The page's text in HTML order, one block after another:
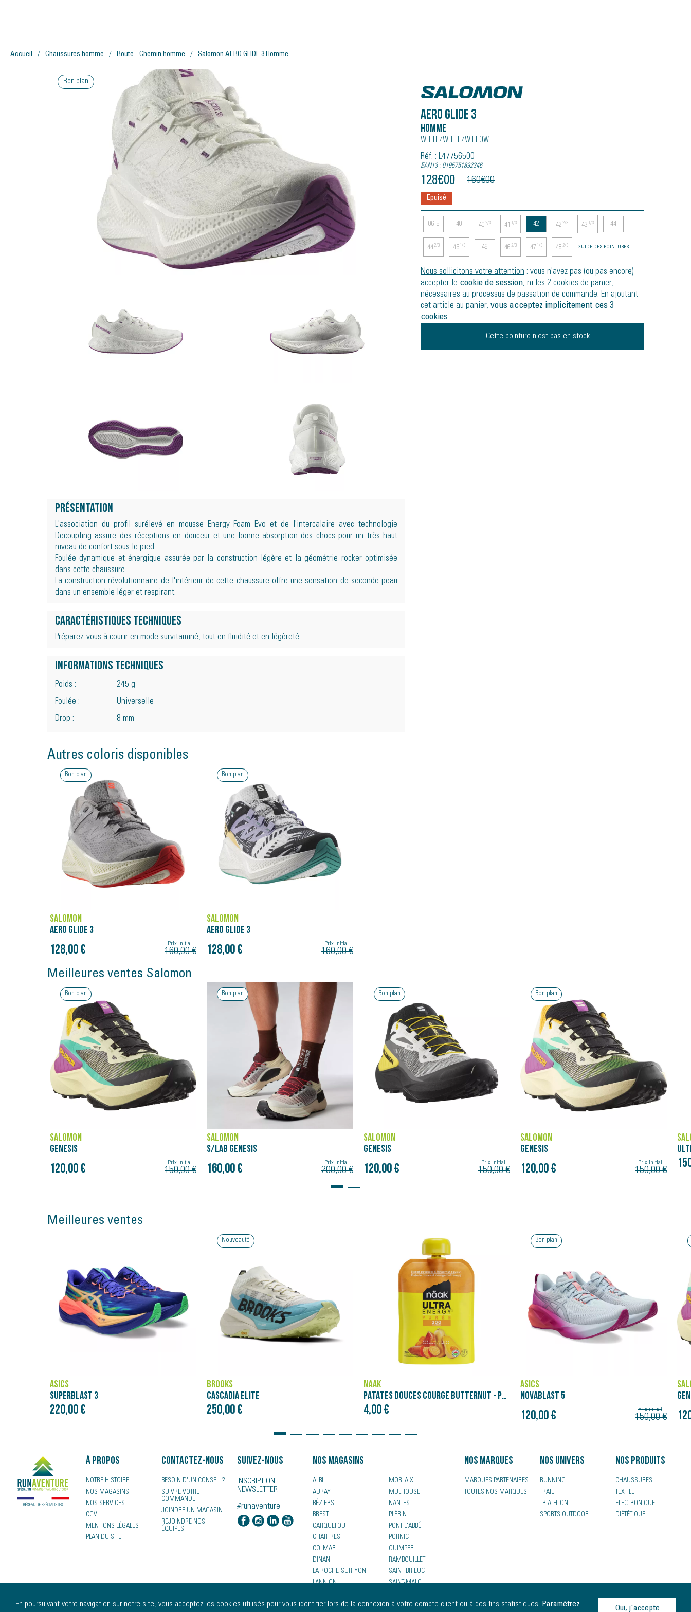
Accueil Chaussures homme Route - Chemin homme Salomon AERO GLIDE 3 Homme
Salomon
AERO GLIDE 3
Homme
White/white/willow
Réf. : L47756500
EAN13 : 0195751892346
128€00 160€00
Epuisé
06.5 40 402/3 41 1/3 42 422/3 43 1/3 44
442/3 45 1/3 46 462/3 47 1/3 482/3 GUIDE DES POINTURES
Nous sollicitons votre attention : vous n'avez pas (ou pas encore)
accepter le cookie de session, ni les 2 cookies de panier,
nécessaires au processus de passation de commande. En ajoutant
cet article au panier, vous acceptez implicitement ces 3
cookies.
Cette pointure n'est pas en stock.
Bon plan
Présentation
L'association du profil surélevé en mousse Energy Foam Evo et de l'intercalaire avec technologie
Decoupling assure des réceptions en douceur et une bonne absorption des chocs pour un très haut
niveau de confort sous le pied.
Foulée dynamique et énergique assurée par la construction légère et la géométrie rocker optimisée
dans cette chaussure.
La construction révolutionnaire de l'intérieur de cette chaussure offre une sensation de seconde peau
dans un ensemble léger et respirant.
Caractéristiques techniques
Préparez-vous à courir en mode survitaminé, tout en fluidité et en légèreté.
Informations techniques
Poids :
245 g
Foulée :
Universelle
Drop :
8 mm
Autres coloris disponibles
Bon plan
SALOMON
AERO GLIDE 3
128,00 € Prix initial
160,00 €
Bon plan
SALOMON
AERO GLIDE 3
128,00 € Prix initial
160,00 €
Meilleures ventes Salomon
Bon plan
SALOMON
S/LAB GENESIS
160,00 € Prix initial
200,00 €
Bon plan
SALOMON
GENESIS
120,00 € Prix initial
150,00 €
Bon plan
SALOMON
GENESIS
120,00 € Prix initial
150,00 €
SALOMON
ULTRA GLIDE 4
150,00 €
Meilleures ventes
BROOKS
CASCADIA ELITE
250,00 €
NÄAK
4,00 €
ASICS
NOVABLAST 5
120,00 €
Bon plan
SALOMON
GENESIS
120,00 € Prix initial
150,00 €
À propos
NOTRE HISTOIRE
NOS MAGASINS
NOS SERVICES
CGV
MENTIONS LÉGALES
PLAN DU SITE
Contactez-nous
BESOIN D'UN CONSEIL ?
SUIVRE VOTRE
COMMANDE
JOINDRE UN MAGASIN
REJOINDRE NOS
ÉQUIPES
Suivez-nous
INSCRIPTION
NEWSLETTER
#runaventure
Nos magasins
ALBI
AURAY
BÉZIERS
BREST
CARQUEFOU
CHARTRES
COLMAR
DINAN
LA ROCHE-SUR-YON
LANNION
LORIENT
MORLAIX
MULHOUSE
NANTES
PLÉRIN
PONT-L'ABBÉ
PORNIC
QUIMPER
RAMBOUILLET
SAINT-BRIEUC
SAINT-MALO
VALENCIENNES
Nos marques
MARQUES PARTENAIRES
TOUTES NOS MARQUES
Nos univers
RUNNING
TRAIL
TRIATHLON
SPORTS OUTDOOR
Nos produits
CHAUSSURES
TEXTILE
ELECTRONIQUE
DIÉTÉTIQUE
En poursuivant votre navigation sur notre site, vous acceptez les cookies utilisés pour vous identifier lors de la connexion à votre compte client ou à des fins statistiques. Paramétrez
Oui, j'accepte